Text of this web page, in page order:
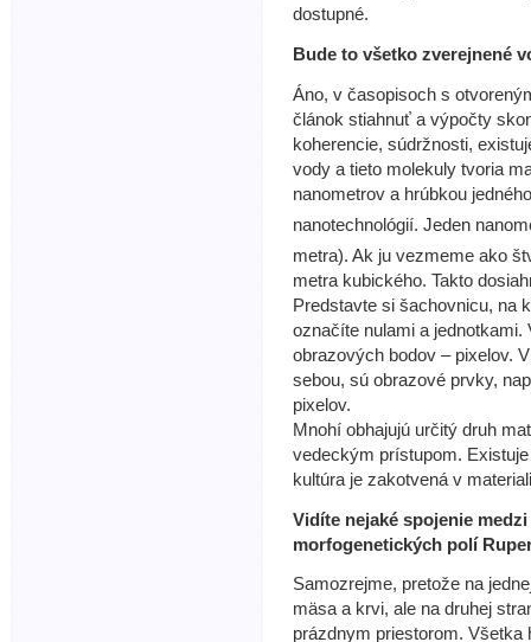
dostupné.
Bude to všetko zverejnené
Áno, v časopisoch s
článok stiahnuť a výpočty
koherencie, súdržnosti,
vody a tieto molekuly tvoria
nanometrov a hrúbkou
nanotechnológií. Jeden
metra). Ak ju vezmeme ako
metra kubického. Takto
Predstavte si šachovnicu, na
označíte nulami a
obrazových bodov – pixelov.
sebou, sú obrazové prvky,
pixelov.
Mnohí obhajujú určitý druh
vedeckým prístupom.
kultúra je zakotvená v
Vidíte nejaké spojenie
morfogenetických polí
Samozrejme, pretože na
mäsa a krvi, ale na druhej
prázdnym priestorom. Všetka